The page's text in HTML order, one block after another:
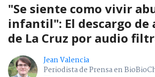
"Se siente como vivir
infantil": El descargo de
de La Cruz por audio
Jean Valencia
Periodista de Prensa en